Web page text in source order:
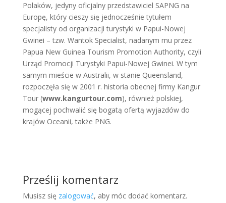
Polaków, jedyny oficjalny przedstawiciel SAPNG na
Europę, który cieszy się jednocześnie tytułem
specjalisty od organizacji turystyki w Papui-Nowej
Gwinei – tzw. Wantok Specialist, nadanym mu przez
Papua New Guinea Tourism Promotion Authority, czyli
Urząd Promocji Turystyki Papui-Nowej Gwinei. W tym
samym mieście w Australii, w stanie Queensland,
rozpoczęła się w 2001 r. historia obecnej firmy Kangur
Tour (www.kangurtour.com), również polskiej,
mogącej pochwalić się bogatą ofertą wyjazdów do
krajów Oceanii, także PNG.
Prześlij komentarz
Musisz się zalogować, aby móc dodać komentarz.